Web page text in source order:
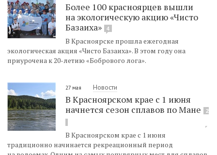
Более 100 красноярцев вышли
на экологическую акцию «Чисто
Базаиха»
4
В Красноярске прошла ежегодная
экологическая акция «Чисто Базаиха». В этом году она
приурочена к 20-летию «Бобрового лога».
27 мая Новости
В Красноярском крае с 1 июня
начнется сезон сплавов по Мане
2
В Красноярском крае с 1 июня
традиционно начинается рекреационный период